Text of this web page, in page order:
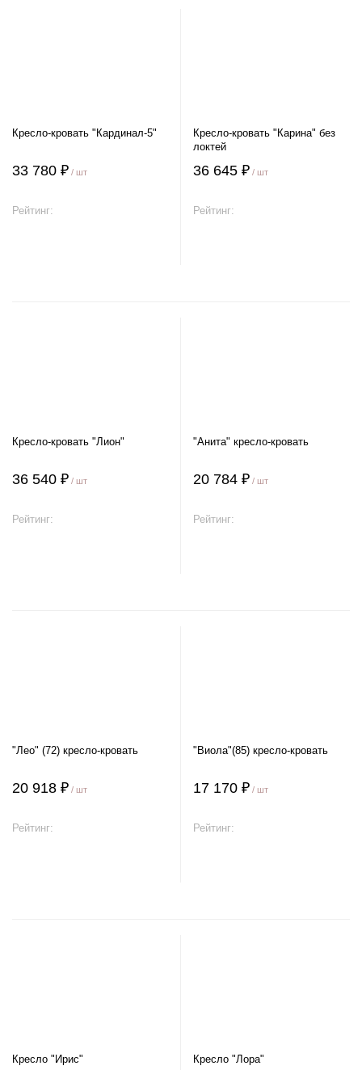
Кресло-кровать "Кардинал-5"
33 780 ₽ / шт
Рейтинг:
Кресло-кровать "Карина" без
локтей
36 645 ₽ / шт
Рейтинг:
Кресло-кровать "Лион"
36 540 ₽ / шт
Рейтинг:
"Анита" кресло-кровать
20 784 ₽ / шт
Рейтинг:
"Лео" (72) кресло-кровать
20 918 ₽ / шт
Рейтинг:
"Виола"(85) кресло-кровать
17 170 ₽ / шт
Рейтинг:
Кресло "Ирис" Кресло "Лора"